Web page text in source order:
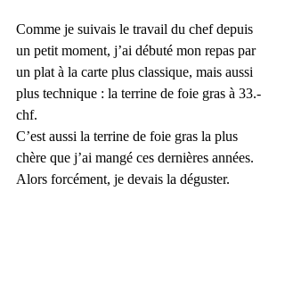
Comme je suivais le travail du chef depuis
un petit moment, j’ai débuté mon repas par
un plat à la carte plus classique, mais aussi
plus technique : la terrine de foie gras à 33.-
chf.
C’est aussi la terrine de foie gras la plus
chère que j’ai mangé ces dernières années.
Alors forcément, je devais la déguster.